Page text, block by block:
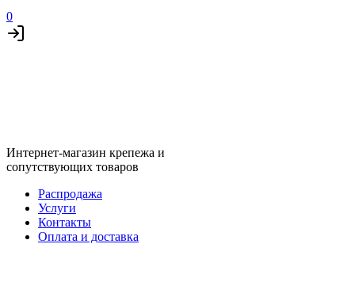
0
Интернет-магазин крепежа и
сопутствующих товаров
Распродажа
Услуги
Контакты
Оплата и доставка